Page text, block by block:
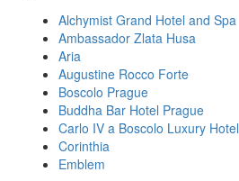
Alchymist Grand Hotel and Spa
Ambassador Zlata Husa
Aria
Augustine Rocco Forte
Boscolo Prague
Buddha Bar Hotel Prague
Carlo IV a Boscolo Luxury Hotel
Corinthia
Emblem